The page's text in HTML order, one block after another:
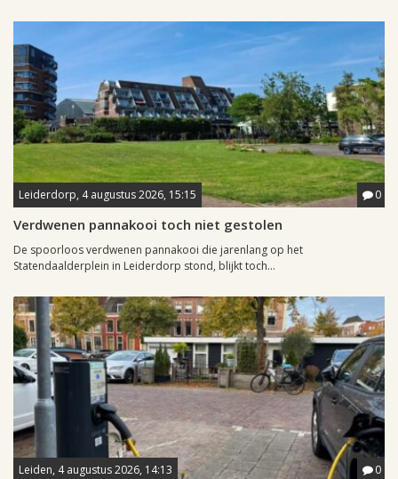
Leiderdorp, 4 augustus 2026, 15:15 0
Verdwenen pannakooi toch niet gestolen
De spoorloos verdwenen pannakooi die jarenlang op het
Statendaalderplein in Leiderdorp stond, blijkt toch...
Leiden, 4 augustus 2026, 14:13 0